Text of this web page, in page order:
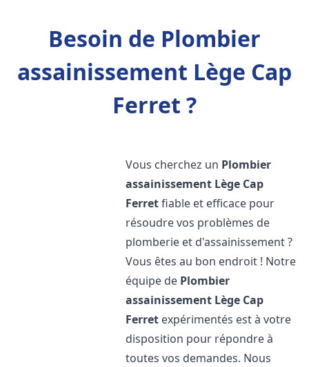
Besoin de Plombier
assainissement Lège Cap
Ferret ?
Vous cherchez un Plombier
assainissement Lège Cap
Ferretfiable et efficace pour
résoudre vos problèmes de
plomberie et d'assainissement ?
Vous êtes au bon endroit ! Notre
équipe de Plombier
assainissement Lège Cap
Ferret expérimentés est à votre
disposition pour répondre à
toutes vos demandes. Nous